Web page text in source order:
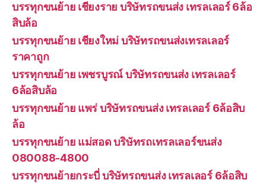
บรรทุกขนย้าย เชียงราย บริษัทรถขนส่ง เทรลเลอร์ 6ล้อ
สิบล้อ
บรรทุกขนย้าย เชียงใหม่ บริษัทรถขนส่งเทรลเลอร์
ราคาถูก
บรรทุกขนย้าย เพชรบูรณ์ บริษัทรถขนส่ง เทรลเลอร์
6ล้อสิบล้อ
บรรทุกขนย้าย แพร่ บริษัทรถขนส่ง เทรลเลอร์ 6ล้อสิบ
ล้อ
บรรทุกขนย้าย แม่สอด บริษัทรถเทรลเลอร์ขนส่ง
080088-4800
บรรทุกขนย้ายกระบี่ บริษัทรถขนส่ง เทรลเลอร์ 6ล้อสิบ